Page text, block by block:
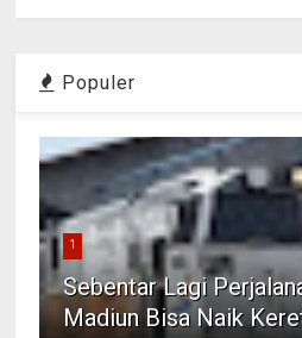
Populer
1
Sebentar Lagi
Madiun Bisa Naik